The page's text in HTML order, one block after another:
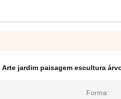
Arte jardim paisagem escultura
Forma: